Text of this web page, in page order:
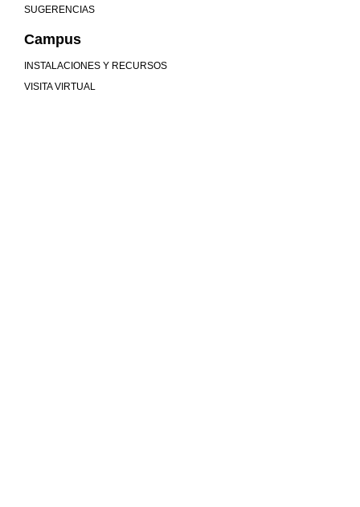
SUGERENCIAS
Campus
INSTALACIONES Y RECURSOS
VISITA VIRTUAL